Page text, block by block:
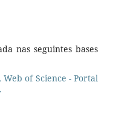
nas seguintes bases
Web of Science - Portal